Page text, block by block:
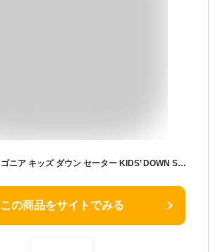
PATAGONIA パタゴニア キッズ ダウン セーター KIDS’ DOWN SWEATER BLK BLACK 子供用 ※サイズ注意 68625
この商品をサイトでみる